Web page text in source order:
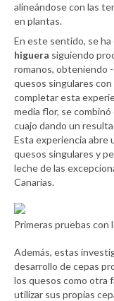
alineándose con las
en plantas.
En este sentido, se ha
higuera siguiendo
romanos, obteniendo
quesos singulares
completar esta
media flor, se
cuajo dando un
Esta experiencia abre
quesos singulares y
leche de las
Canarias.
Primeras pruebas con
Además, estas
desarrollo de cepas
los quesos como otra
utilizar sus propias